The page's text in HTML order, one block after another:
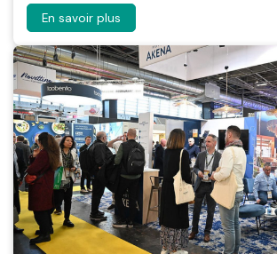
En savoir plus